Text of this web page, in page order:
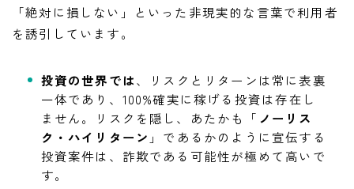
「絶対に損しない」といった非現実的な言葉で利用者
を誘引しています。
投資の世界では、リスクとリターンは常に表裏
一体であり、100%確実に稼げる投資は存在し
ません。リスクを隠し、あたかも「 ノーリス
ク・ハイリターン 」であるかのように宣伝する
投資案件は、詐欺である可能性が極めて高いで
す。